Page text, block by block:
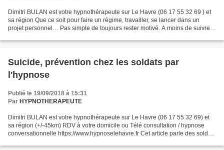
Dimitri BULAN est votre hypnothérapeute sur Le Havre (06 17 55 32 69 ) et
sa région Que ce soit pour faire un régime, travailler, se lancer dans un
projet personnel… Pas simple de toujours rester motivé. A moins de suivre
Suicide, prévention chez les soldats par
l'hypnose
Publié le 19/09/2018 à 15:31
Par HYPNOTHERAPEUTE
Dimitri BULAN est votre hypnothérapeute sur Le Havre (06 17 55 32 69) et
sa région (+/-45km) RDV à votre domicile ou Télé consultation / hypnose
conversationnelle https://www.hypnoselehavre.fr Cet article parle des soldats